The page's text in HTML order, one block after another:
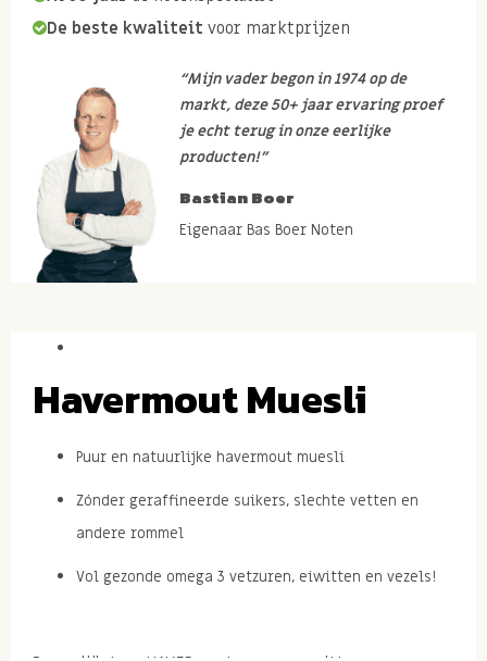
De beste kwaliteit voor marktprijzen
“Mijn vader begon in 1974 op de
markt, deze 50+ jaar ervaring proef
je echt terug in onze eerlijke
producten!”
Bastian Boer
Eigenaar Bas Boer Noten
Havermout Muesli
Puur en natuurlijke havermout muesli
Zónder geraffineerde suikers, slechte vetten en
andere rommel
Vol gezonde omega 3 vetzuren, eiwitten en vezels!